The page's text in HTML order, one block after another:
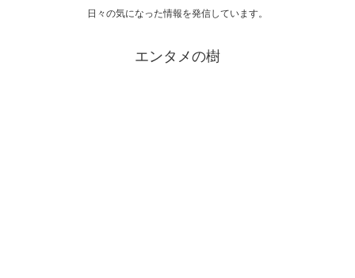
日々の気になった情報を発信しています。
エンタメの樹